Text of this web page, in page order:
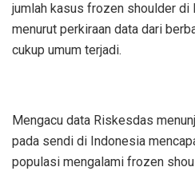
jumlah kasus frozen shoulder
menurut perkiraan data dari
cukup umum terjadi.
Mengacu data Riskesdas
pada sendi di Indonesia
populasi mengalami frozen